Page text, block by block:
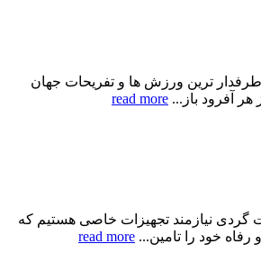
ترین ورزش ها و تفریحات جهان
هر آفرود باز... read more
گردی نیازمند تجهیزات خاصی هستیم که
رفاه خود را تامین... read more